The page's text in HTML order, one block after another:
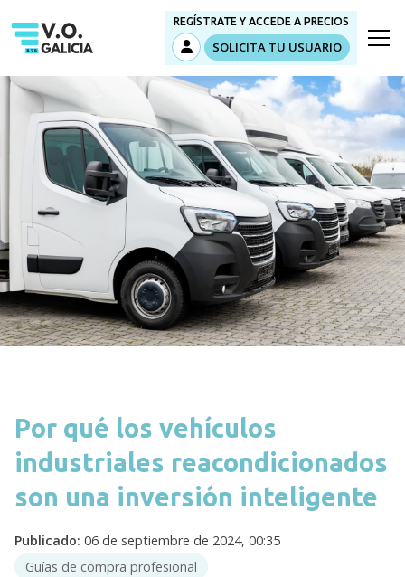
REGÍSTRATE Y ACCEDE A PRECIOS
SOLICITA TU USUARIO
Por qué los vehículos
industriales reacondicionados
son una inversión inteligente
Publicado: 06 de septiembre de 2024, 00:35
Guías de compra profesional